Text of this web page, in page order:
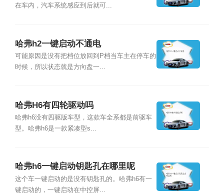
在车内，汽车系统感应到后就可...
哈弗h2一键启动不通电
可能原因是没有把档位放回到P档当车主在停车的
时候，所以状态就是方向盘一...
哈弗H6有四轮驱动吗
哈弗h6没有四驱版车型，这款车全系都是前驱车
型。哈弗h6是一款紧凑型s...
哈弗h6一键启动钥匙孔在哪里呢
这个车一键启动的是没有钥匙孔的。哈弗h6有一
键启动的，一键启动在中控屏...